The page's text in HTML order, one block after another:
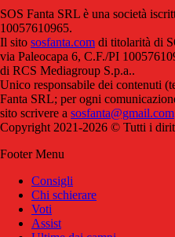
SOS Fanta SRL è una società
10057610965.
Il sito sosfanta.com di titolarità di
via Paleocapa 6, C.F./PI
di RCS Mediagroup S.p.a..
Unico responsabile dei contenuti
Fanta SRL; per ogni
sito scrivere a sosfanta@gmail.com
Copyright 2021-2026 © Tutti i
Footer Menu
Consigli
Chi schierare
Voti
Assist